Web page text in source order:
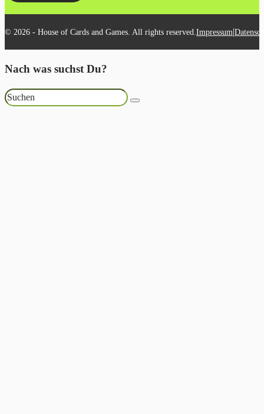
© 2026 - House of Cards and Games. All rights reserved. Impressum
Nach was suchst Du?
Suchen